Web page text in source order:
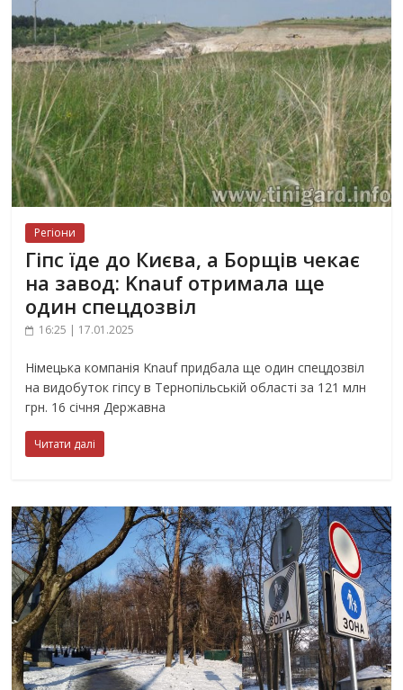
Регіони
Гіпс їде до Києва, а Борщів чекає
на завод: Knauf отримала ще
один спецдозвіл
16:25 | 17.01.2025
Німецька компанія Knauf придбала ще один спецдозвіл
на видобуток гіпсу в Тернопільській області за 121 млн
грн. 16 січня Державна
Читати далі